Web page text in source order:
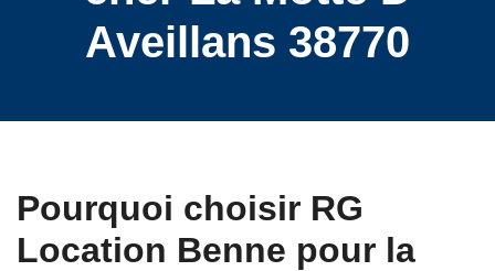
Aveillans 38770
Pourquoi choisir RG
Location Benne pour la